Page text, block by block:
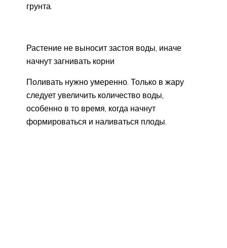
грунта.
Растение не выносит застоя воды, иначе
начнут загнивать корни
Поливать нужно умеренно. Только в жару
следует увеличить количество воды,
особенно в то время, когда начнут
формироваться и наливаться плоды.